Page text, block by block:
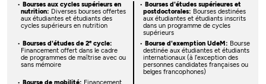
Bourses aux cycles supérieurs en
nutrition: Diverses bourses offertes
aux étudiantes et étudiants des
cycles supérieurs en nutrition
Bourses d'études supérieures et
postdoctorales: Bourses destinées
aux étudiantes et étudiants inscrits
dans un programme de cycles
supérieurs
Bourses d'études de 2ecycle:
Financement offert dans le cadre
de programmes de maîtrise avec ou
sans mémoire
Bourse d'exemption UdeM: Bourse
destinée aux étudiantes et étudiants
internationaux (à l’exception des
personnes candidates françaises ou
belges francophones)
Bourse de mobilité: Financement